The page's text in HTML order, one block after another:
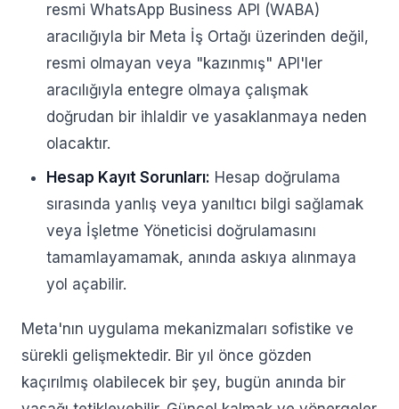
resmi WhatsApp Business API (WABA)
aracılığıyla bir Meta İş Ortağı üzerinden değil,
resmi olmayan veya "kazınmış" API'ler
aracılığıyla entegre olmaya çalışmak
doğrudan bir ihlaldir ve yasaklanmaya neden
olacaktır.
Hesap Kayıt Sorunları: Hesap doğrulama
sırasında yanlış veya yanıltıcı bilgi sağlamak
veya İşletme Yöneticisi doğrulamasını
tamamlayamamak, anında askıya alınmaya
yol açabilir.
Meta'nın uygulama mekanizmaları sofistike ve
sürekli gelişmektedir. Bir yıl önce gözden
kaçırılmış olabilecek bir şey, bugün anında bir